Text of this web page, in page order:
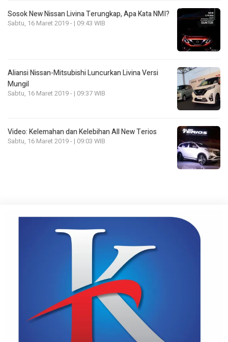
Sosok New Nissan Livina Terungkap, Apa Kata NMI?
Sabtu, 16 Maret 2019 - | 09:43 WIB
Aliansi Nissan-Mitsubishi Luncurkan Livina Versi
Mungil
Sabtu, 16 Maret 2019 - | 09:37 WIB
Video: Kelemahan dan Kelebihan All New Terios
Sabtu, 16 Maret 2019 - | 09:03 WIB